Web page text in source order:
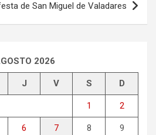
de San Miguel de Valadares
2026
J V S D
1 2
6 7 8 9